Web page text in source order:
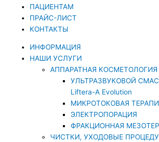
ПАЦИЕНТАМ
ПРАЙС-ЛИСТ
КОНТАКТЫ
ИНФОРМАЦИЯ
НАШИ УСЛУГИ
АППАРАТНАЯ КОСМЕТОЛОГИЯ
УЛЬТРАЗВУКОВОЙ
Liftera-A Evolution
МИКРОТОКОВАЯ
ЭЛЕКТРОПОРАЦИЯ
ФРАКЦИОННАЯ
ЧИСТКИ, УХОДОВЫЕ